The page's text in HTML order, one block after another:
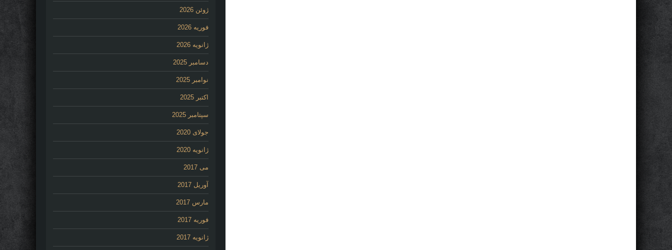
ژوئن 2026
فوریه 2026
ژانویه 2026
دسامبر 2025
نوامبر 2025
اکتبر 2025
سپتامبر 2025
جولای 2020
ژانویه 2020
می 2017
آوریل 2017
مارس 2017
فوریه 2017
ژانویه 2017